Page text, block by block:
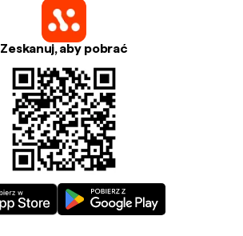
Zeskanuj, aby pobrać